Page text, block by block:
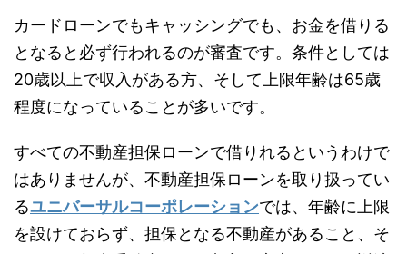
カードローンでもキャッシングでも、お金を借りる
となると必ず行われるのが審査です。条件としては
20歳以上で収入がある方、そして上限年齢は65歳
程度になっていることが多いです。
すべての不動産担保ローンで借りれるというわけで
はありませんが、不動産担保ローンを取り扱ってい
るユニバーサルコーポレーションでは、年齢に上限
を設けておらず、担保となる不動産があること、そ